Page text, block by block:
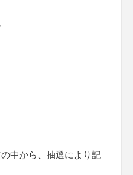
中から、抽選により記